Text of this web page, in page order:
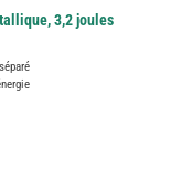
3,2 joules